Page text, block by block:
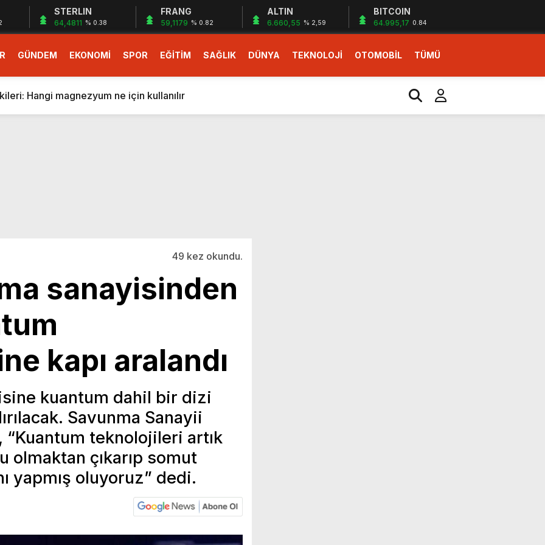
STERLIN
64,4811 % 0.38
FRANG
59,1179 % 0.82
ALTIN
6.660,55 % 2,59
BITCOIN
64.995,17 0.84
GÜNDEM EKONOMİ SPOR EĞİTİM SAĞLIK DÜNYA TEKNOLOJİ OTOMOBİL TÜMÜ
dev teklif
gelecek yeni özellikler belli oldu
Hangi magnezyum ne için kullanılır
başlıyor
dev teklif
49 kez okundu.
sanayisinden
kapı aralandı
kuantum dahil bir dizi
Savunma Sanayii
“Kuantum teknolojileri artık
olmaktan çıkarıp somut
yapmış oluyoruz” dedi.